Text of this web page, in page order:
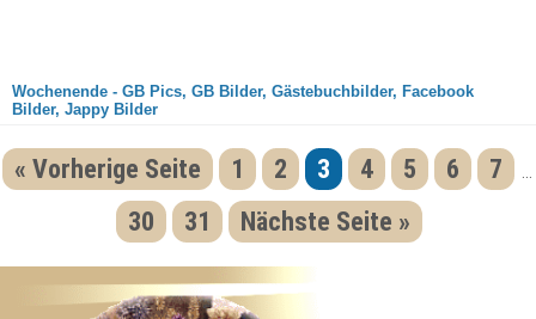
Wochenende - GB Pics, GB Bilder, Gästebuchbilder, Facebook
Bilder, Jappy Bilder
« Vorherige Seite 1 2 3 4 5 6 7
30 31 Nächste Seite »